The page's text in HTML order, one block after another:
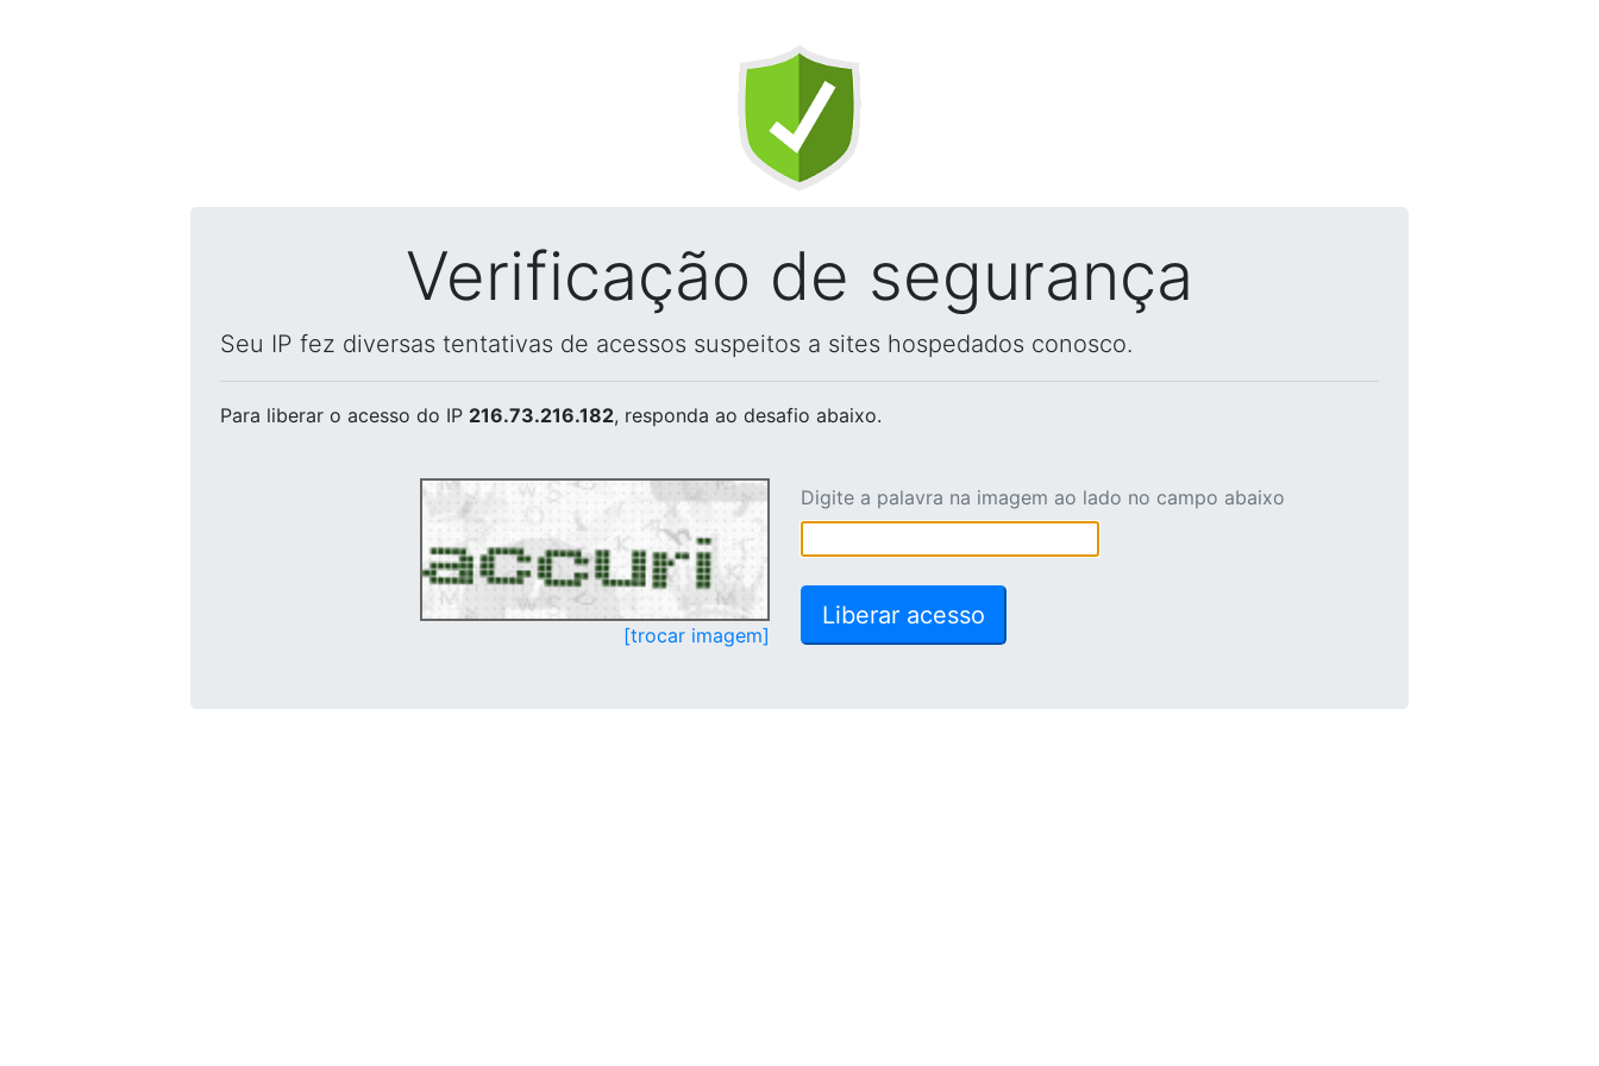
Verificação de segurança
Seu IP fez diversas tentativas de acessos suspeitos a sites hospedados conosco.
Para liberar o acesso do IP 216.73.216.182, responda ao desafio abaixo.
[trocar imagem]
Digite a palavra na imagem ao lado no campo abaixo